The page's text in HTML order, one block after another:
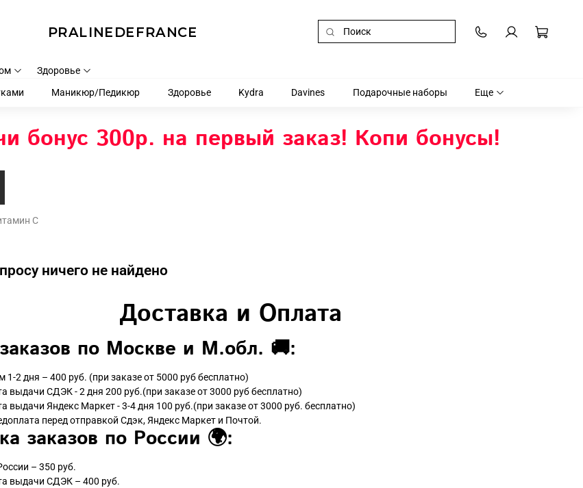
PRALINEDEFRANCE
Здоровье
Маникюр/Педикюр Здоровье Kydra Davines Подарочные наборы Еще
бонус 300р. на первый заказ! Копи бонусы!
С
ничего не найдено
Доставка и Оплата
по Москве и М.обл. 🚚:
1-2 дня – 400 руб. (при заказе от 5000 руб бесплатно)
выдачи СДЭК - 2 дня 200 руб.(при заказе от 3000 руб бесплатно)
выдачи Яндекс Маркет - 3-4 дня 100 руб.(при заказе от 3000 руб. бесплатно)
перед отправкой Сдэк, Яндекс Маркет и Почтой.
заказов по России 🌍:
– 350 руб.
выдачи СДЭК – 400 руб.